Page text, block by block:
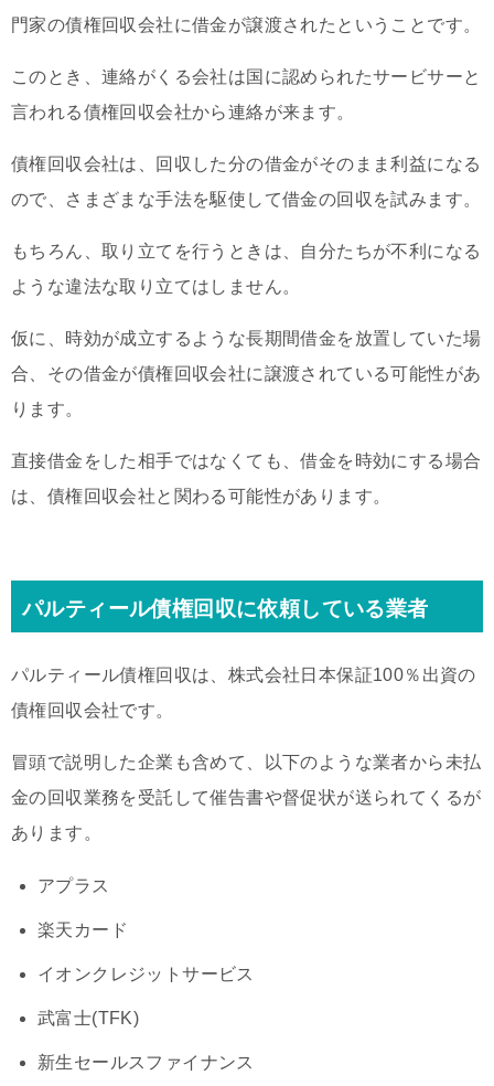
門家の債権回収会社に借金が譲渡されたということです。
このとき、連絡がくる会社は国に認められたサービサーと
言われる債権回収会社から連絡が来ます。
債権回収会社は、回収した分の借金がそのまま利益になる
ので、さまざまな手法を駆使して借金の回収を試みます。
もちろん、取り立てを行うときは、自分たちが不利になる
ような違法な取り立てはしません。
仮に、時効が成立するような長期間借金を放置していた場
合、その借金が債権回収会社に譲渡されている可能性があ
ります。
直接借金をした相手ではなくても、借金を時効にする場合
は、債権回収会社と関わる可能性があります。
パルティール債権回収に依頼している業者
パルティール債権回収は、株式会社日本保証100％出資の
債権回収会社です。
冒頭で説明した企業も含めて、以下のような業者から未払
金の回収業務を受託して催告書や督促状が送られてくるが
あります。
アプラス
楽天カード
イオンクレジットサービス
武富士(TFK)
新生セールスファイナンス